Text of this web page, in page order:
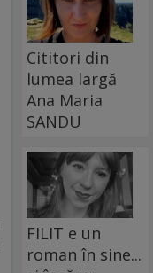
Cititori din
lumea largă
Ana Maria
SANDU
FILIT e un
roman în sine...